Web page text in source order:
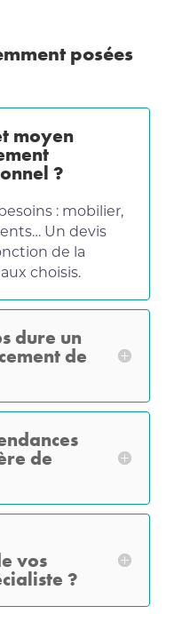
posées
moyen
?
: mobilier,
Un devis
de la
choisis.
dure un
de
de
vos
?